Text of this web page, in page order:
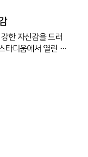
중하자"고 했
한 자신감을 드러
타디움에서 열린 2
잘 준비하면 좋은